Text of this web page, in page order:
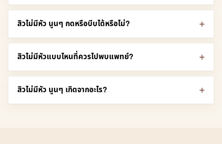
สิวไม่มีหัว นูนๆ กดหรือบีบได้หรือไม่?
สิวไม่มีหัวแบบไหนที่ควรไปพบแพทย์?
สิวไม่มีหัว นูนๆ เกิดจากอะไร?